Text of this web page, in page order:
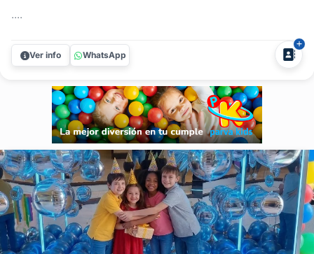
....
Ver info WhatsApp